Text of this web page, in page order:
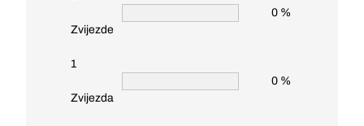
Zvijezde
0 %
1
Zvijezda
0 %